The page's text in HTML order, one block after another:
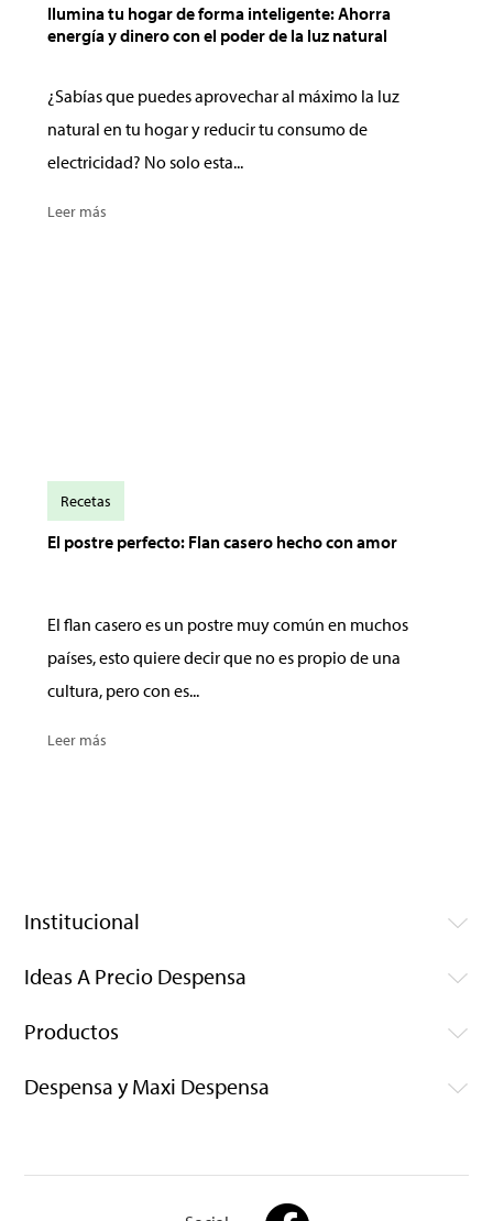
Ilumina tu hogar de forma inteligente: Ahorra
energía y dinero con el poder de la luz natural
¿Sabías que puedes aprovechar al máximo la luz
natural en tu hogar y reducir tu consumo de
electricidad? No solo esta...
Leer más
El postre perfecto: Flan casero hecho con amor
El flan casero es un postre muy común en muchos
países, esto quiere decir que no es propio de una
cultura, pero con es...
Leer más
Recetas
Institucional
Ideas A Precio Despensa
Productos
Despensa y Maxi Despensa